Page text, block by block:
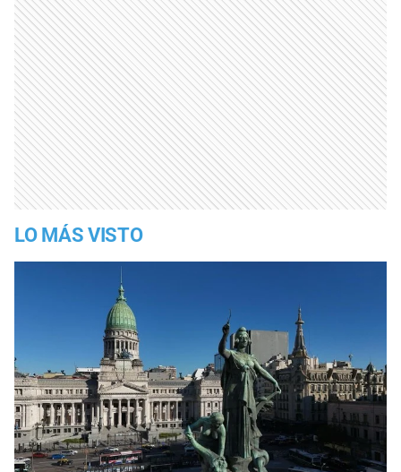
LO MÁS VISTO